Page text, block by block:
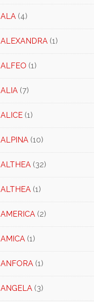
ALA(4)
ALEXANDRA(1)
ALFEO (1)
ALIA(7)
ALICE(1)
ALPINA(10)
ALTHEA(32)
ALTHEA(1)
AMERICA(2)
AMICA(1)
ANFORA(1)
ANGELA(3)